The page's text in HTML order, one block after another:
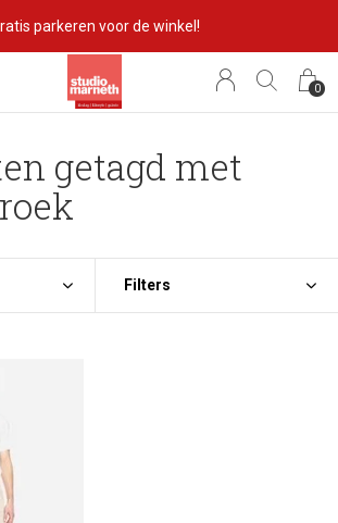
0
parkeren voor de winkel!
getagd met
Filters